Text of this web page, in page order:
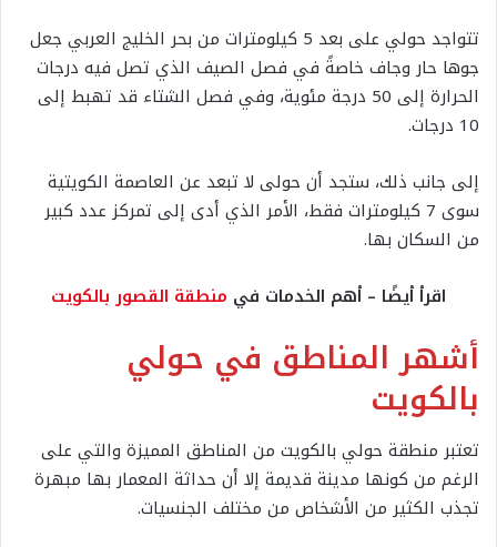
تتواجد حولي على بعد 5 كيلومترات من بحر الخليج العربي جعل
جوها حار وجاف خاصةً في فصل الصيف الذي تصل فيه درجات
الحرارة إلى 50 درجة مئوية، وفي فصل الشتاء قد تهبط إلى
10 درجات.
إلى جانب ذلك، ستجد أن حولى لا تبعد عن العاصمة الكويتية
سوى 7 كيلومترات فقط، الأمر الذي أدى إلى تمركز عدد كبير
من السكان بها.
اقرأ أيضًا – أهم الخدمات في منطقة القصور بالكويت
أشهر المناطق في حولي
بالكويت
تعتبر منطقة حولي بالكويت من المناطق المميزة والتي على
الرغم من كونها مدينة قديمة إلا أن حداثة المعمار بها مبهرة
تجذب الكثير من الأشخاص من مختلف الجنسيات.